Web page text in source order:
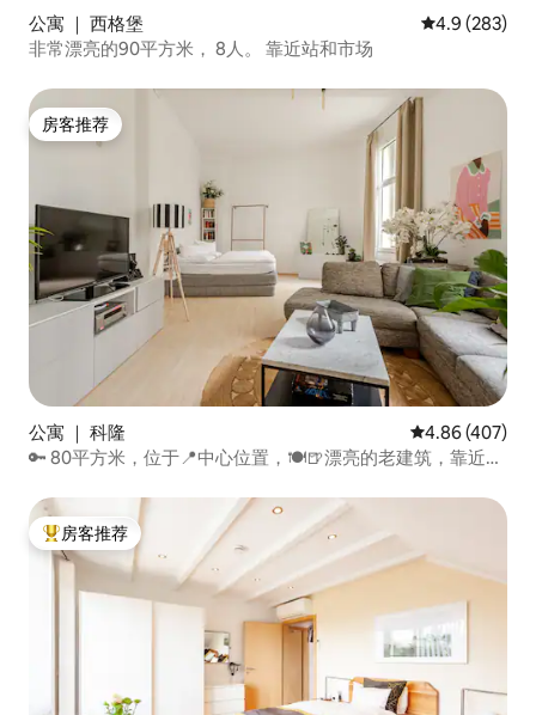
公寓 ｜ 西格堡 平均评分 4.9
4.9 (283)
非常漂亮的90平方米， 8人。 靠近站和市场
房客推荐
房客推荐
公寓 ｜ 科隆 平均评分 4.86
4.86 (407)
🔑 80平方米，位于📍中心位置，🍽🍺漂亮的老建筑，靠近科
热门「房客推荐」
房客推荐